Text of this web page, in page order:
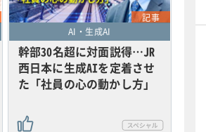
記事
AI・生成AI
幹部30名超に対面説得…JR
西日本に生成AIを定着させ
た「社員の心の動かし方」